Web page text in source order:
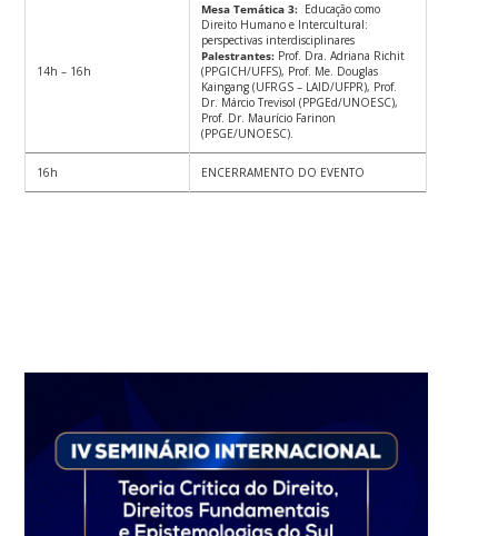
14h – 16h
Mesa Temática 3: Educação como
Direito Humano e Intercultural:
perspectivas interdisciplinares
Palestrantes: Prof. Dra. Adriana Richit
(PPGICH/UFFS), Prof. Me. Douglas
Kaingang (UFRGS – LAID/UFPR), Prof.
Dr. Márcio Trevisol (PPGEd/UNOESC),
Prof. Dr. Maurício Farinon
(PPGE/UNOESC).
16h ENCERRAMENTO DO EVENTO